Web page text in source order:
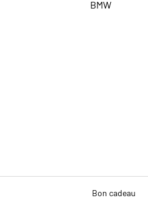
BMW
Bon cadeau